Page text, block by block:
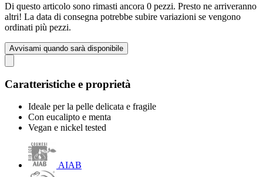
Di questo articolo sono rimasti ancora 0 pezzi. Presto ne arriveranno
altri! La data di consegna potrebbe subire variazioni se vengono
ordinati più pezzi.
Avvisami quando sarà disponibile
Caratteristiche e proprietà
Ideale per la pelle delicata e fragile
Con eucalipto e menta
Vegan e nickel tested
AIAB